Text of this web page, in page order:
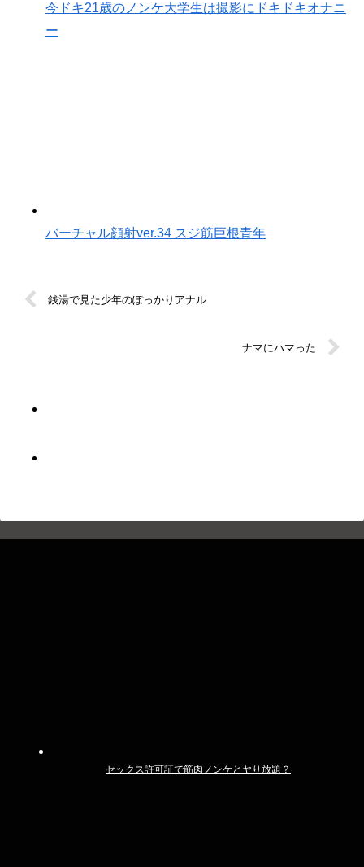
今ドキ21歳のノンケ大学生は撮影にドキドキオナニ
ー
バーチャル顔射ver.34 スジ筋巨根青年
銭湯で見た少年のぽっかりアナル
ナマにハマった
セックス許可証で筋肉ノンケとヤり放題？